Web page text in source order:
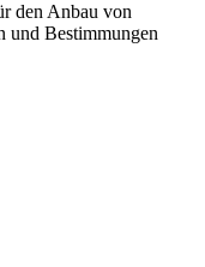
den Anbau von
und Bestimmungen